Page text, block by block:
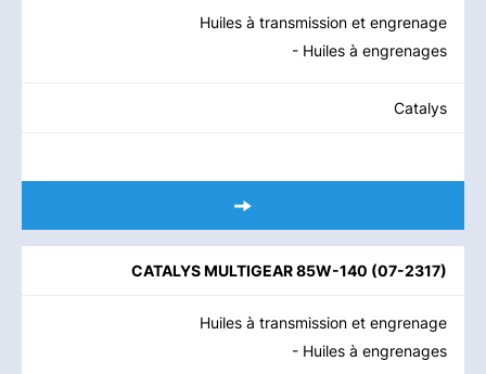
Huiles à transmission et engrenage
- Huiles à engrenages
Catalys
CATALYS MULTIGEAR 85W-140 (07-2317)
Huiles à transmission et engrenage
- Huiles à engrenages